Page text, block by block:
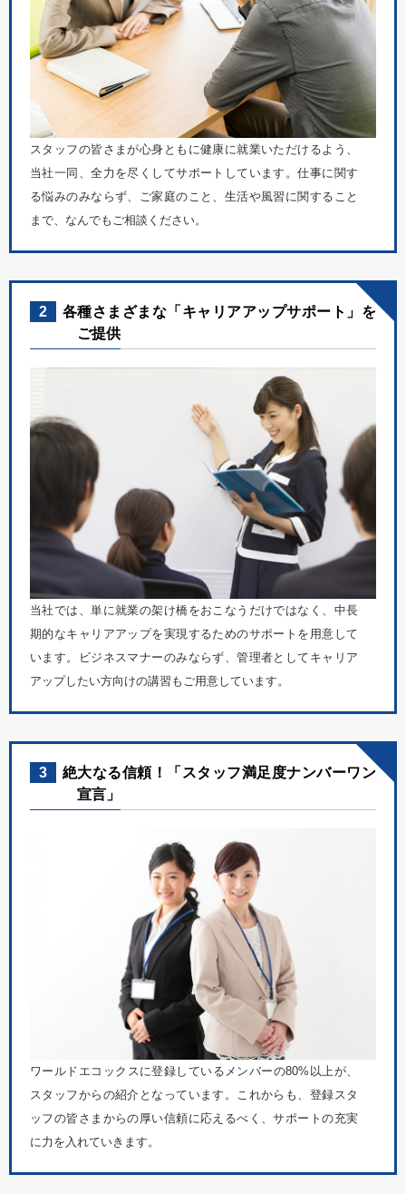
スタッフの皆さまが心身ともに健康に就業いただけるよう、
当社一同、全力を尽くしてサポートしています。仕事に関す
る悩みのみならず、ご家庭のこと、生活や風習に関すること
まで、なんでもご相談ください。
2
各種さまざまな「キャリアアップサポート」を
ご提供
当社では、単に就業の架け橋をおこなうだけではなく、中長
期的なキャリアアップを実現するためのサポートを用意して
います。ビジネスマナーのみならず、管理者としてキャリア
アップしたい方向けの講習もご用意しています。
3
絶大なる信頼！「スタッフ満足度ナンバーワン
宣言」
ワールドエコックスに登録しているメンバーの80%以上が、
スタッフからの紹介となっています。これからも、登録スタ
ッフの皆さまからの厚い信頼に応えるべく、サポートの充実
に力を入れていきます。